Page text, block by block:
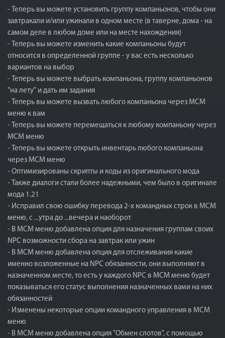
- Теперь вы можете установить группу компаньонов, чтобы они
завтракали и/или ужинали в одном месте (в таверне, дома - на
самом деле в любом доме или на месте нахождения)
- Теперь вы можете изменить какие компаньоны будут
относится в определенной группе - у вас есть несколько
вариантов на выбор
- Теперь вы можете выбрать компаньона, группу компаньонов
"на лету" и дать им задания
- Теперь вы можете вызвать любого компаньона через MCM
меню к вам
- Теперь вы можете перемещаться к любому компаньону через
MCM меню
- Теперь вы можете открыть инвентарь любого компаньона
через MCM меню
- Оптимизированы скрипты и коды из оригинального мода
- Также диалоги стали более надежными, чем было в оригинале
мода 1.21
- Исправил свою ошибку перевода 2-х командных строк в МСМ
меню, с ...утра до ...вечера и наоборот
- В МСМ меню добавлена опция для назначения группам своих
NPC возможности сбора на завтрак или ужин
- В МСМ меню добавлена опция для отслеживания какие
именно возложенные на NPC обязанности, они выполняют в
назначенном месте, то есть у каждого NPC в МСМ меню будет
показываться его статус выполнения назначенных вами на них
обязанностей
- Изменены некоторые опции командного управления в МСМ
меню
- В МСМ меню добавлена опция "Обмен слотов", с помощью